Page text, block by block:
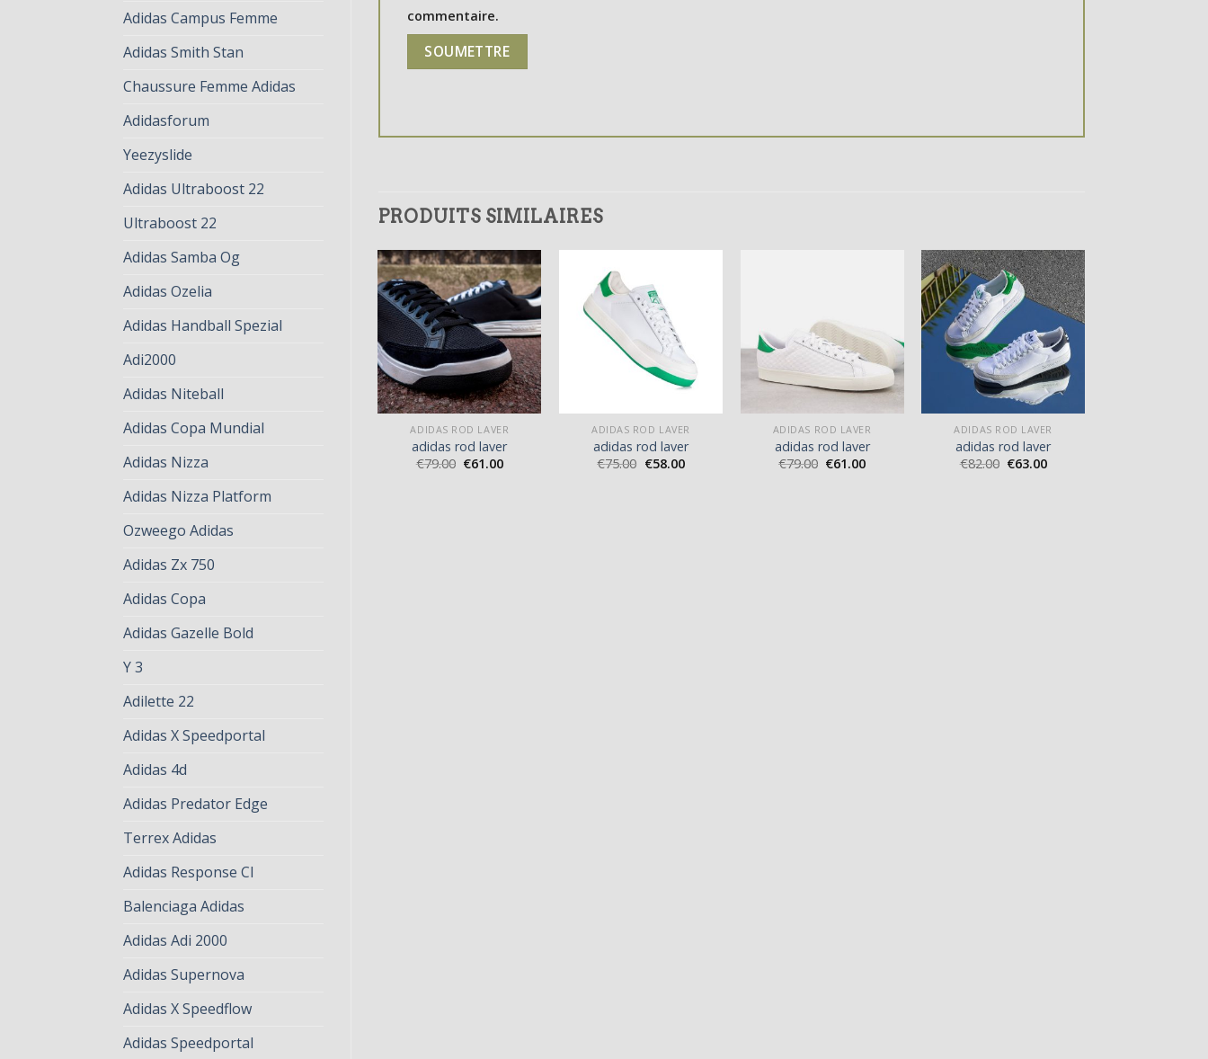
Adidas Campus Femme
Adidas Smith Stan
Chaussure Femme Adidas
Adidasforum
Yeezyslide
Adidas Ultraboost 22
Ultraboost 22
Adidas Samba Og
Adidas Ozelia
Adidas Handball Spezial
Adi2000
Adidas Niteball
Adidas Copa Mundial
Adidas Nizza
Adidas Nizza Platform
Ozweego Adidas
Adidas Zx 750
Adidas Copa
Adidas Gazelle Bold
Y 3
Adilette 22
Adidas X Speedportal
Adidas 4d
Adidas Predator Edge
Terrex Adidas
Adidas Response Cl
Balenciaga Adidas
Adidas Adi 2000
Adidas Supernova
Adidas X Speedflow
Adidas Speedportal
commentaire.
PRODUITS SIMILAIRES
ADIDAS ROD LAVER
adidas rod laver
€79.00 €61.00
ADIDAS ROD LAVER
adidas rod laver
€75.00 €58.00
ADIDAS ROD LAVER
adidas rod laver
€79.00 €61.00
ADIDAS ROD LAVER
adidas rod laver
€82.00 €63.00
ADIDAS ROD LAVER
58.00
ADIDAS ROD LAVER